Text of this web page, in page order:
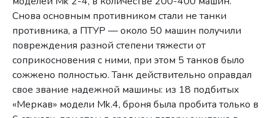
Снова основным противником стали не танки
противника, а ПТУР — около 50 машин получили
повреждения разной степени тяжести от
соприкосновения с ними, при этом 5 танков было
сожжено полностью. Танк действительно оправдал
свое звание надежной машины: из 18 подбитых
«Меркав» модели Mk.4, броня была пробита только в